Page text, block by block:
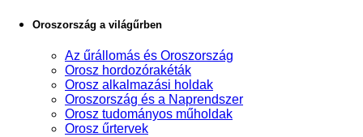
Oroszország a világűrben
Az űrállomás és Oroszország
Orosz hordozórakéták
Orosz alkalmazási holdak
Oroszország és a Naprendszer
Orosz tudományos műholdak
Orosz űrtervek